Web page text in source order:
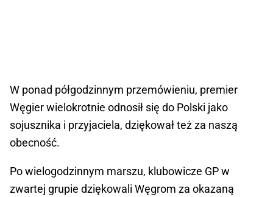
W ponad półgodzinnym przemówieniu, premier
Węgier wielokrotnie odnosił się do Polski jako
sojusznika i przyjaciela, dziękował też za naszą
obecność.
Po wielogodzinnym marszu, klubowicze GP w
zwartej grupie dziękowali Węgrom za okazaną